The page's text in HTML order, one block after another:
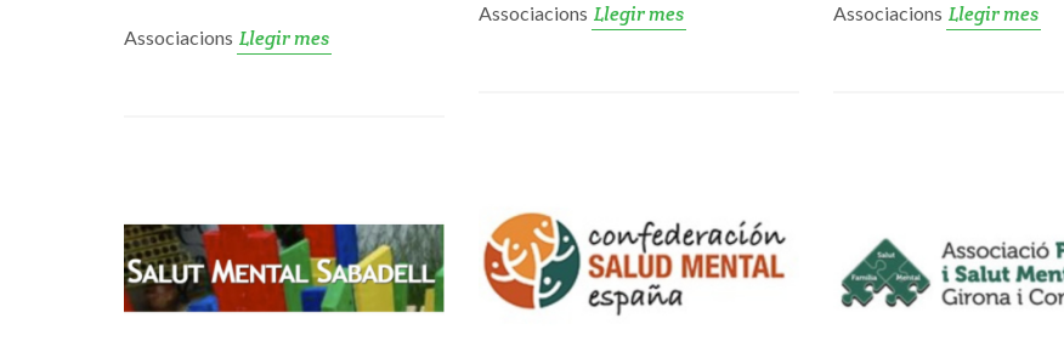
Associacions Llegir mes
Associacions Llegir mes Associacions Llegir mes